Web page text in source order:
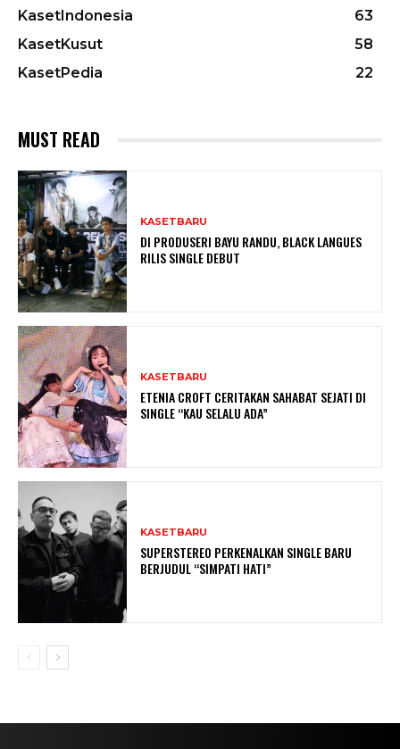
KasetIndonesia
63
KasetKusut
58
KasetPedia
22
MUST READ
KASETBARU
DI PRODUSERI BAYU RANDU, BLACK LANGUES
RILIS SINGLE DEBUT
KASETBARU
ETENIA CROFT CERITAKAN SAHABAT SEJATI DI
SINGLE “KAU SELALU ADA”
KASETBARU
SUPERSTEREO PERKENALKAN SINGLE BARU
BERJUDUL “SIMPATI HATI”